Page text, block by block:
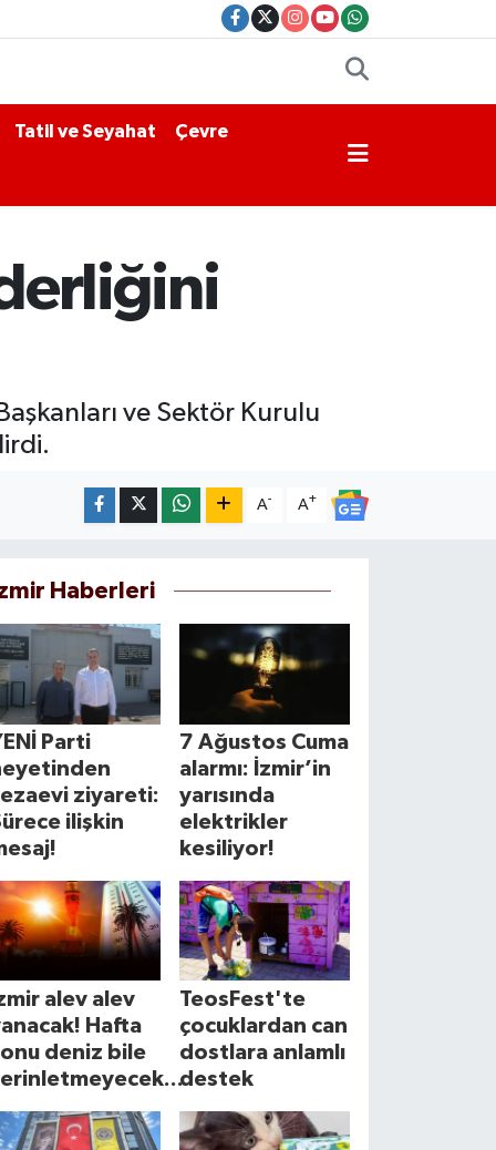
Tatil ve Seyahat Çevre
ve Sektör Kurulu
A- A+
Haberleri
Parti
ziyareti:
ilişkin
7 Ağustos Cuma
alarmı: İzmir’in
yarısında
elektrikler
kesiliyor!
alev alev
Hafta
deniz bile
TeosFest'te
çocuklardan can
dostlara anlamlı
destek